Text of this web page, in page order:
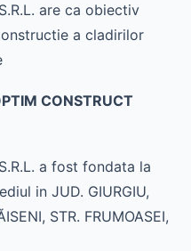
are ca obiectiv
a cladirilor
CONSTRUCT
a fost fondata la
in JUD. GIURGIU,
STR. FRUMOASEI,